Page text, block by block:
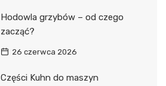
Hodowla grzybów – od czego
zacząć?
26 czerwca 2026
Części Kuhn do maszyn